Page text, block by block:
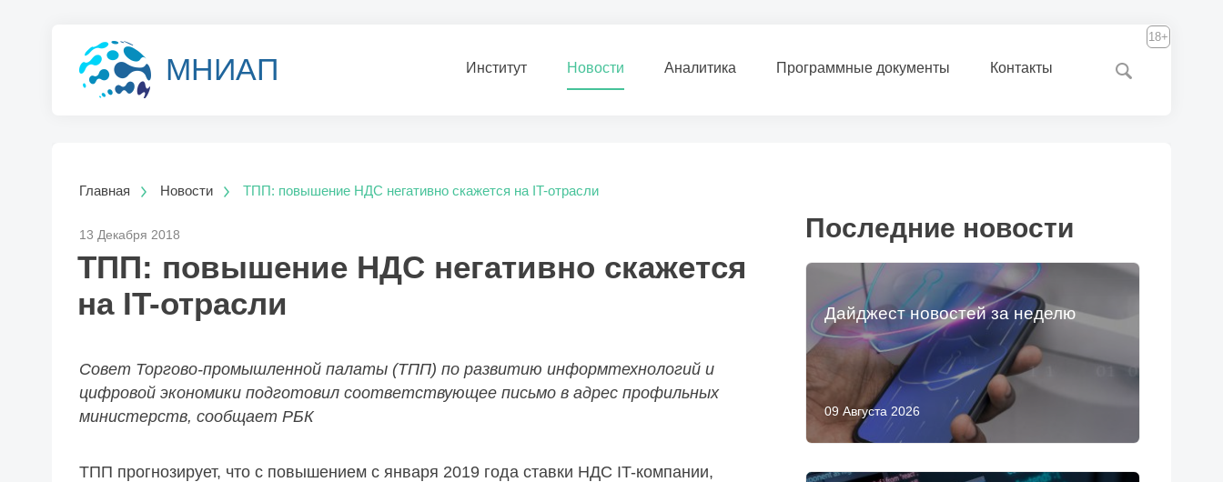
МНИАП Институт Новости Аналитика Программные документы Контакты
18+
Главная Новости ТПП: повышение НДС негативно скажется на IT-отрасли
13 Декабря 2018
ТПП: повышение НДС негативно скажется
на IT-отрасли
Совет Торгово-промышленной палаты (ТПП) по развитию информтехнологий и
цифровой экономики подготовил соответствующее письмо в адрес профильных
министерств, сообщает РБК
ТПП прогнозирует, что с повышением с января 2019 года ставки НДС IT-компании,
Последние новости
09 Августа 2026
Дайджест новостей за неделю